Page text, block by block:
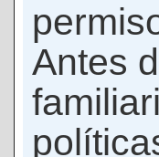
Antes